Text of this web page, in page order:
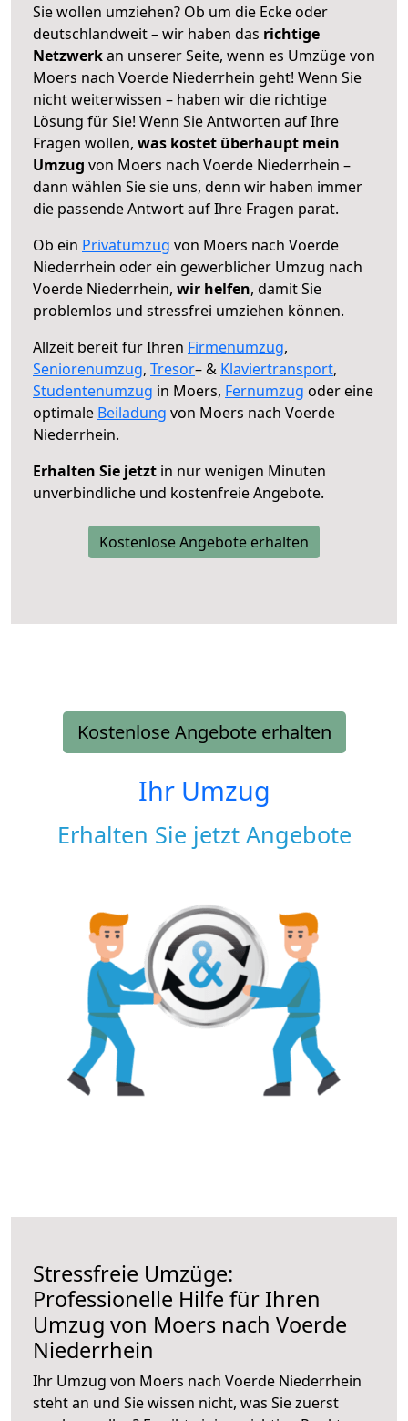
Sie wollen umziehen? Ob um die Ecke oder
deutschlandweit – wir haben das richtige
Netzwerkan unserer Seite, wenn es Umzüge von
Moers nach Voerde Niederrhein geht! Wenn Sie
nicht weiterwissen – haben wir die richtige
Lösung für Sie! Wenn Sie Antworten auf Ihre
Fragen wollen, was kostet überhaupt mein
Umzug von Moers nach Voerde Niederrhein –
dann wählen Sie sie uns, denn wir haben immer
die passende Antwort auf Ihre Fragen parat.
Ob ein Privatumzug von Moers nach Voerde
Niederrhein oder ein gewerblicher Umzug nach
Voerde Niederrhein, wir helfen, damit Sie
problemlos und stressfrei umziehen können.
Allzeit bereit für Ihren Firmenumzug,
Seniorenumzug, Tresor– & Klaviertransport,
Studentenumzug in Moers, Fernumzug oder eine
optimale Beiladung von Moers nach Voerde
Niederrhein.
Erhalten Sie jetzt in nur wenigen Minuten
unverbindliche und kostenfreie Angebote.
Kostenlose Angebote erhalten
Kostenlose Angebote erhalten
Ihr Umzug
Erhalten Sie jetzt Angebote
Stressfreie Umzüge:
Professionelle Hilfe für Ihren
Umzug von Moers nach Voerde
Niederrhein
Ihr Umzug von Moers nach Voerde Niederrhein
steht an und Sie wissen nicht, was Sie zuerst